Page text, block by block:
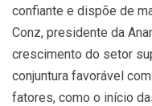
confiante e dispõe de
Conz, presidente da
crescimento do setor
conjuntura favorável
fatores, como o início